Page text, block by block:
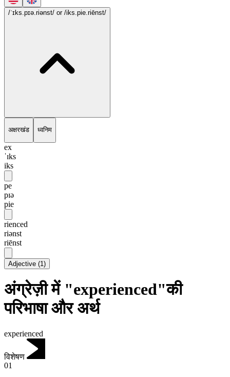
/ˈɪks.pɪə.riənst/ or /iks.pie.riēnst/
अक्षरखंड ध्वनिम
ex
ˈɪks
iks
pe
pɪə
pie
rienced
riənst
riēnst
Adjective (1)
अंग्रेज़ी में "experienced"की
परिभाषा और अर्थ
experienced
विशेषण
01